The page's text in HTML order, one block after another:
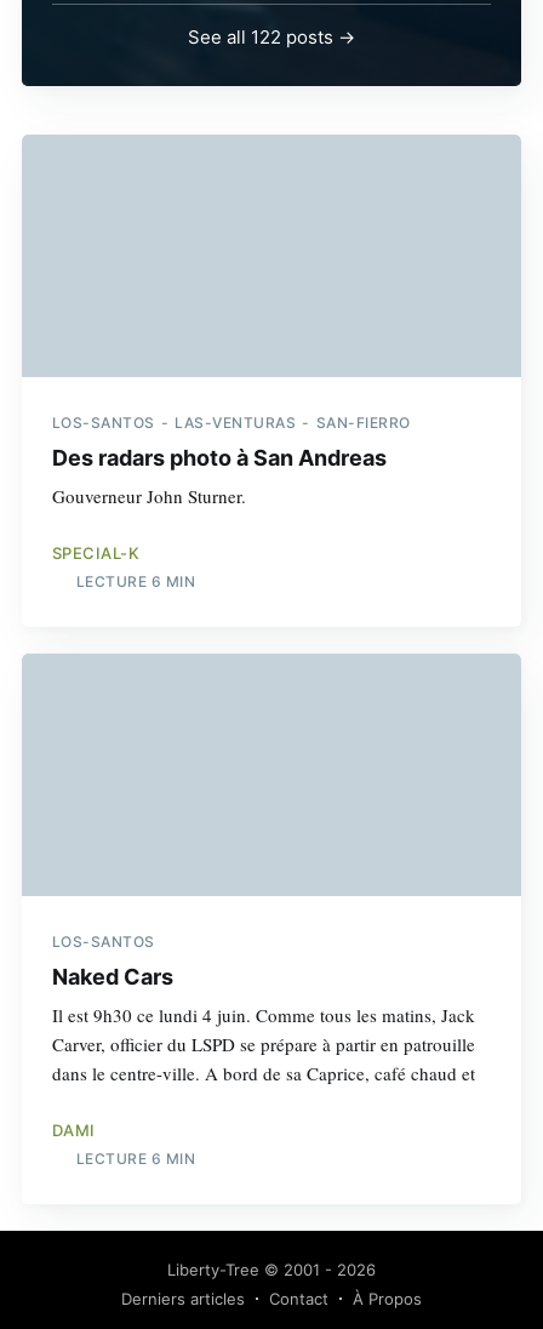
See all 122 posts →
LOS-SANTOS LAS-VENTURAS SAN-FIERRO
Des radars photo à San Andreas
Gouverneur John Sturner.
SPECIAL-K
LECTURE 6 MIN
LOS-SANTOS
Naked Cars
Il est 9h30 ce lundi 4 juin. Comme tous les matins, Jack
Carver, officier du LSPD se prépare à partir en patrouille
dans le centre-ville. A bord de sa Caprice, café chaud et
DAMI
LECTURE 6 MIN
Liberty-Tree © 2001 - 2026
Derniers articles
Contact À Propos